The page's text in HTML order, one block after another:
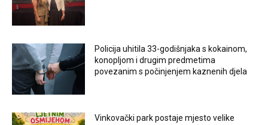
Policija uhitila 33-godišnjaka s kokainom,
konopljom i drugim predmetima
povezanim s počinjenjem kaznenih djela
Vinkovački park postaje mjesto velike